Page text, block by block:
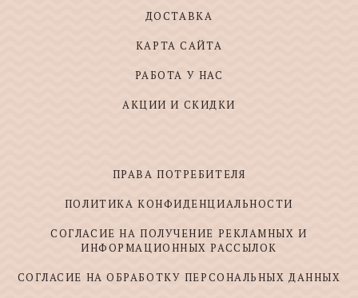
ДОСТАВКА
КАРТА САЙТА
РАБОТА У НАС
АКЦИИ И СКИДКИ
ПРАВА ПОТРЕБИТЕЛЯ
ПОЛИТИКА КОНФИДЕНЦИАЛЬНОСТИ
СОГЛАСИЕ НА ПОЛУЧЕНИЕ РЕКЛАМНЫХ И
ИНФОРМАЦИОННЫХ РАССЫЛОК
СОГЛАСИЕ НА ОБРАБОТКУ ПЕРСОНАЛЬНЫХ ДАННЫХ